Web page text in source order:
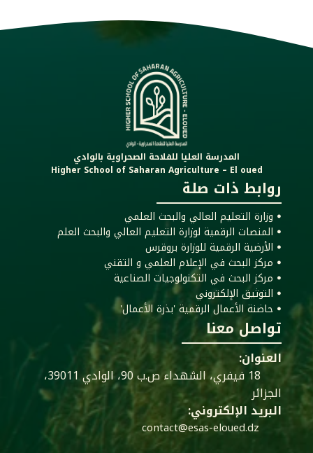
المدرسة العليا للفلاحة الصحراوية بالوادي
Higher School of Saharan Agriculture – El oued
روابط ذات صلة
ꔷ وزارة التعليم العالي والبحث العلمي
ꔷ المنصات الرقمية لوزارة التعليم العالي والبحث العلم
ꔷ الأرضية الرقمية للوزارة بروقرس
ꔷ مركز البحث في الإعلام العلمي و التقني
ꔷ مركز البحث في التكنولوجيات الصناعية
ꔷ التوثيق الإلكتروني
ꔷ حاضنة الأعمال الرقمية 'بذرة الأعمال'
تواصل معنا
العنوان:
18 فيفري، الشهداء ص.ب 90، الوادي 39011،
الجزائر
البريد الإلكتروني:
contact@esas-eloued.dz